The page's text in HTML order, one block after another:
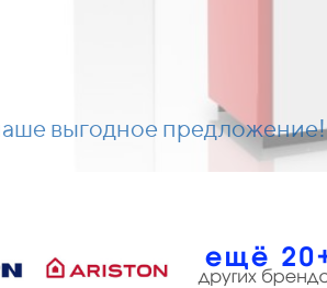
выгодное предложение!